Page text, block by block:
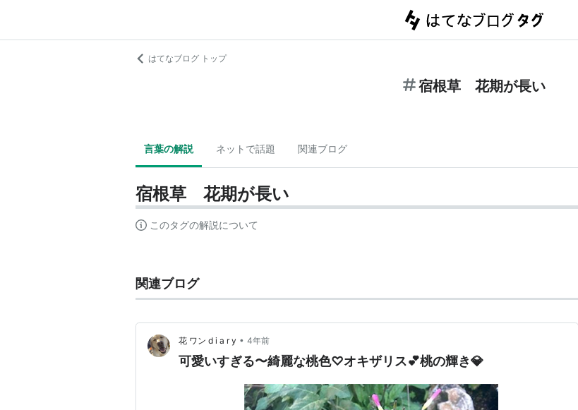
はてなブログ トップ
宿根草 花期が長い
言葉の解説 ネットで話題 関連ブログ
宿根草 花期が長い
このタグの解説について
関連ブログ
花 ワン d i a r y • 4年前
可愛いすぎる〜綺麗な桃色♡オキザリス💕桃の輝き💎